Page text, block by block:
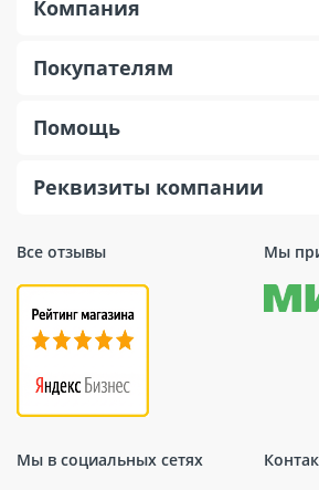
Все отзывы Мы
Мы в социальных сетях
Компания
Покупателям
Помощь
Реквизиты компании